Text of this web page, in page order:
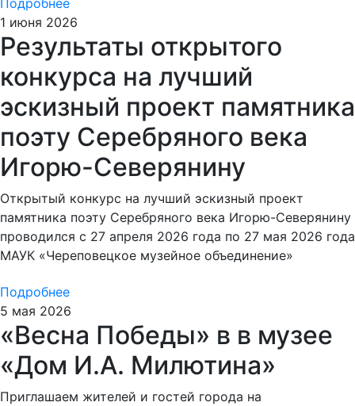
1 июня 2026
Результаты открытого
конкурса на лучший
эскизный проект памятника
поэту Серебряного века
Игорю-Северянину
Открытый конкурс на лучший эскизный проект
памятника поэту Серебряного века Игорю-Северянину
проводился с 27 апреля 2026 года по 27 мая 2026 года
МАУК «Череповецкое музейное объединение»
Подробнее
5 мая 2026
«Весна Победы» в в музее
«Дом И.А. Милютина»
Приглашаем жителей и гостей города на